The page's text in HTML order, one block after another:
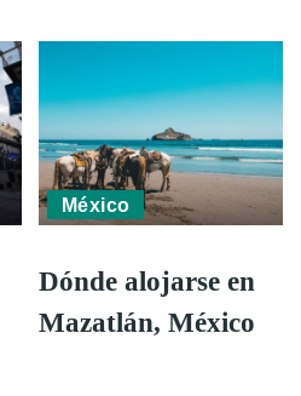
México
Dónde alojarse en
Mazatlán, México